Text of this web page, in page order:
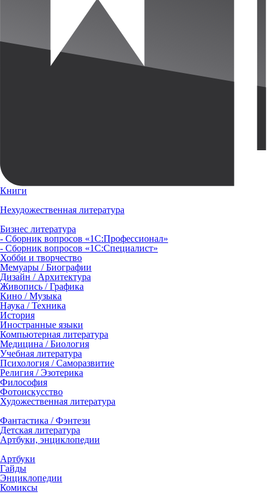
Книги
Нехудожественная литература
Бизнес литература
- Сборник вопросов «1С:Профессионал»
- Сборник вопросов «1С:Специалист»
Хобби и творчество
Мемуары / Биографии
Дизайн / Архитектура
Живопись / Графика
Кино / Музыка
Наука / Техника
История
Иностранные языки
Компьютерная литература
Медицина / Биология
Учебная литература
Психология / Саморазвитие
Религия / Эзотерика
Философия
Фотоискусство
Художественная литература
Фантастика / Фэнтези
Детская литература
Артбуки, энциклопедии
Артбуки
Гайды
Энциклопедии
Комиксы